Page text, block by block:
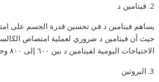
2. فيتامين د
يساهم فيتامين د في تحسين قدرة الجسم على
حيث أن فيتامين د ضروري لعملية امتصاص
الاحتياجات اليومية لفيتامين د بين ٦٠٠ إلى ٨٠٠ وحدة دولية.
3. البروتين